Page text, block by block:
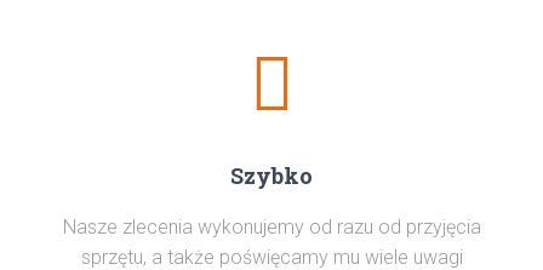
Szybko
Nasze zlecenia wykonujemy od razu od przyjęcia
sprzętu, a także poświęcamy mu wiele uwagi